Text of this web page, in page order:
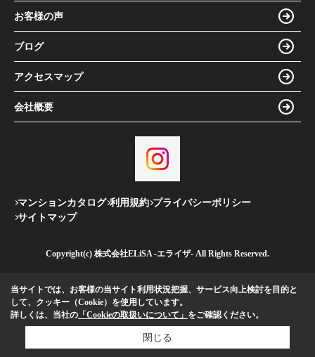
お客様の声
ブログ
アクセスマップ
会社概要
マンションカタログ 利用規約 プライバシーポリシー
サイトマップ
Copyright(c) 株式会社ELiSA -エライザ- All Rights Reserved.
当サイトでは、お客様の当サイト利用状況把握、サービス向上検討を目的と
して、クッキー（Cookie）を使用しています。
詳しくは、当社の 「Cookieの取扱いについて」 をご確認ください。
閉じる